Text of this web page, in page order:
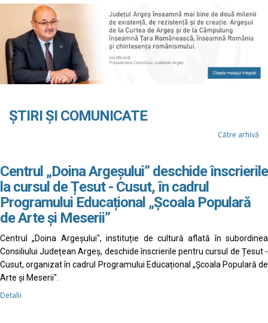
ȘTIRI ȘI COMUNICATE
Către arhivă
Centrul „Doina Argeșului” deschide înscrierile
la cursul de Țesut - Cusut, în cadrul
Programului Educațional „Școala Populară
de Arte și Meserii”
Centrul „Doina Argeșului", instituție de cultură aflată în subordinea
Consiliului Județean Argeș, deschide înscrierile pentru cursul de Țesut -
Cusut, organizat în cadrul Programului Educațional „Școala Populară de
Arte și Meserii".
Detalii